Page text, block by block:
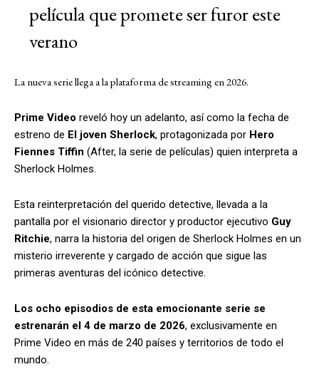
película que promete ser furor este
verano
La nueva serie llega a la plataforma de streaming en 2026.
Prime Video reveló hoy un adelanto, así como la fecha de
estreno de El joven Sherlock, protagonizada por Hero
Fiennes Tiffin (After, la serie de películas) quien interpreta a
Sherlock Holmes.
Esta reinterpretación del querido detective, llevada a la
pantalla por el visionario director y productor ejecutivo Guy
Ritchie, narra la historia del origen de Sherlock Holmes en un
misterio irreverente y cargado de acción que sigue las
primeras aventuras del icónico detective.
Los ocho episodios de esta emocionante serie se
estrenarán el 4 de marzo de 2026, exclusivamente en
Prime Video en más de 240 países y territorios de todo el
mundo.